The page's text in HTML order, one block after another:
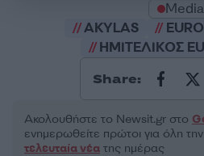
Media
AKYLAS
ΗΜΙΤΕΛΙΚΟΣ
Share:
Ακολουθήστε το Νewsit.gr στο
ενημερωθείτε πρώτοι για όλη
τελευταία νέα της ημέρας